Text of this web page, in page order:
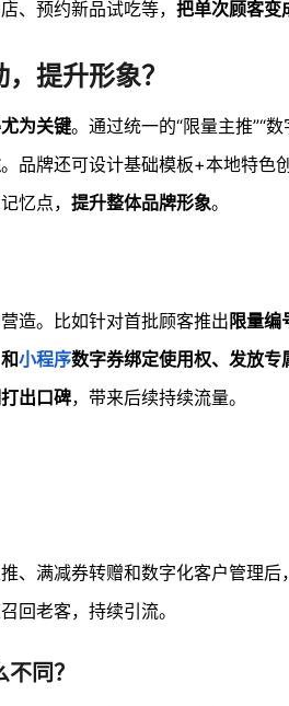
、预约新品试吃等， 把单次顾客变
提升形象？
为关键。通过统一的“限量主推”“
。品牌还可设计基础模板+本地特色
忆点， 提升整体品牌形象。
造。比如针对首批顾客推出 限量编
和小程序数字券绑定使用权、发放专
出口碑，带来后续持续流量。
、满减券转赠和数字化客户管理
回老客，持续引流。
同？